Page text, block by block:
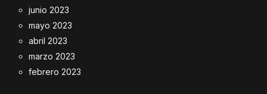
junio 2023
mayo 2023
abril 2023
marzo 2023
febrero 2023